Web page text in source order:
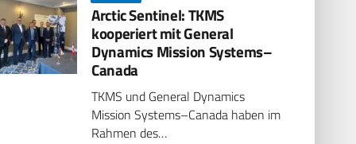
Arctic Sentinel: TKMS
kooperiert mit General
Dynamics Mission Systems–
Canada
TKMS und General Dynamics
Mission Systems–Canada haben im
Rahmen des…